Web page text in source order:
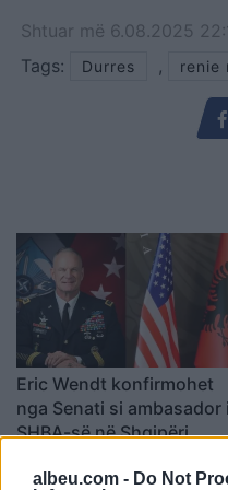
albeu.com - Do Not
Shtuar më 6.08.2025
Tags:
Durres , renie
Eric Wendt konfirmohet
nga Senati si ambasador i
SHBA-së në Shqipëri,
Trump